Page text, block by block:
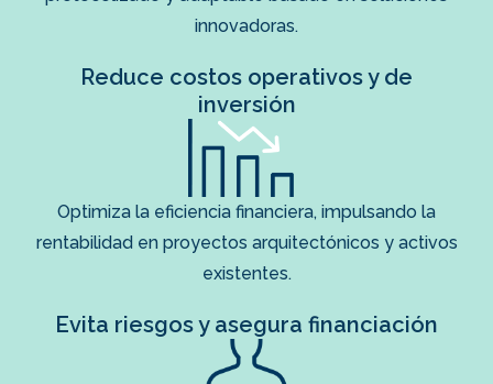
innovadoras.
Reduce costos operativos y de
inversión
Optimiza la eficiencia financiera, impulsando la
rentabilidad en proyectos arquitectónicos y activos
existentes.
Evita riesgos y asegura financiación